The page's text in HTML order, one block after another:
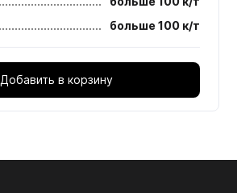
больше 100 к/т
Добавить в корзину